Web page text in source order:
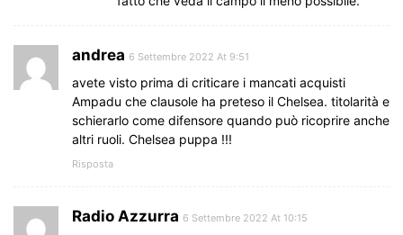
andrea 6 Settembre 2022 At 9:51
avete visto prima di criticare i mancati acquisti
Ampadu che clausole ha preteso il Chelsea. titolarità e
schierarlo come difensore quando può ricoprire anche
altri ruoli. Chelsea puppa !!!
Risposta
Radio Azzurra 6 Settembre 2022 At 10:15